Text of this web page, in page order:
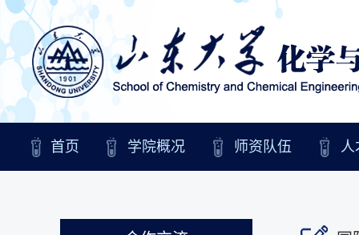
首页 学院概况 师资队伍 人